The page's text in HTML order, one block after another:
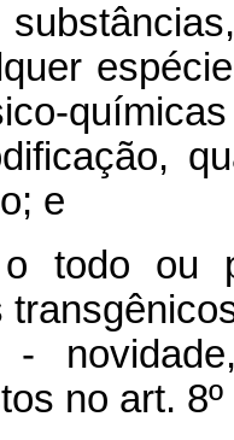
e
todo ou
-
no art.